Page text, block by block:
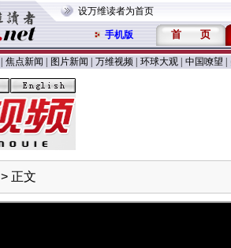
设万维读者为首页
手机版 首 页
焦点新闻 图片新闻 万维视频 环球大观 中国嘹望
> 正文